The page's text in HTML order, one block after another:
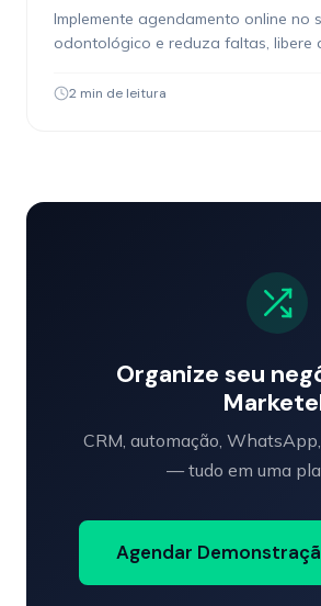
Implemente agendamento online no
odontológico e reduza faltas, libere
2 min de leitura
Organize seu
CRM, automação,
— tudo em uma
Agendar